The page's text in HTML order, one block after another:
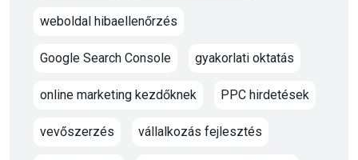
weboldal hibaellenőrzés
Google Search Console gyakorlati oktatás
online marketing kezdőknek PPC hirdetések
vevőszerzés vállalkozás fejlesztés